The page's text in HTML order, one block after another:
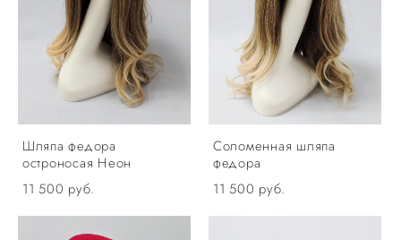
Шляпа федора
остроносая Неон
11 500 pуб.
Соломенная шляпа
федора
11 500 pуб.